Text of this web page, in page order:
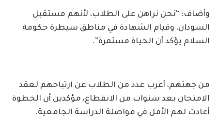
وأضاف: “نحن نراهن على الطلاب، لأنهم مستقبل
السودان، وقيام الشهادة في مناطق سيطرة حكومة
السلام يؤكد أن الحياة مستمرة”.
من جهتهم، أعرب عدد من الطلاب عن ارتياحهم لعقد
الامتحان بعد سنوات من الانقطاع، مؤكدين أن الخطوة
أعادت لهم الأمل في مواصلة الدراسة الجامعية.